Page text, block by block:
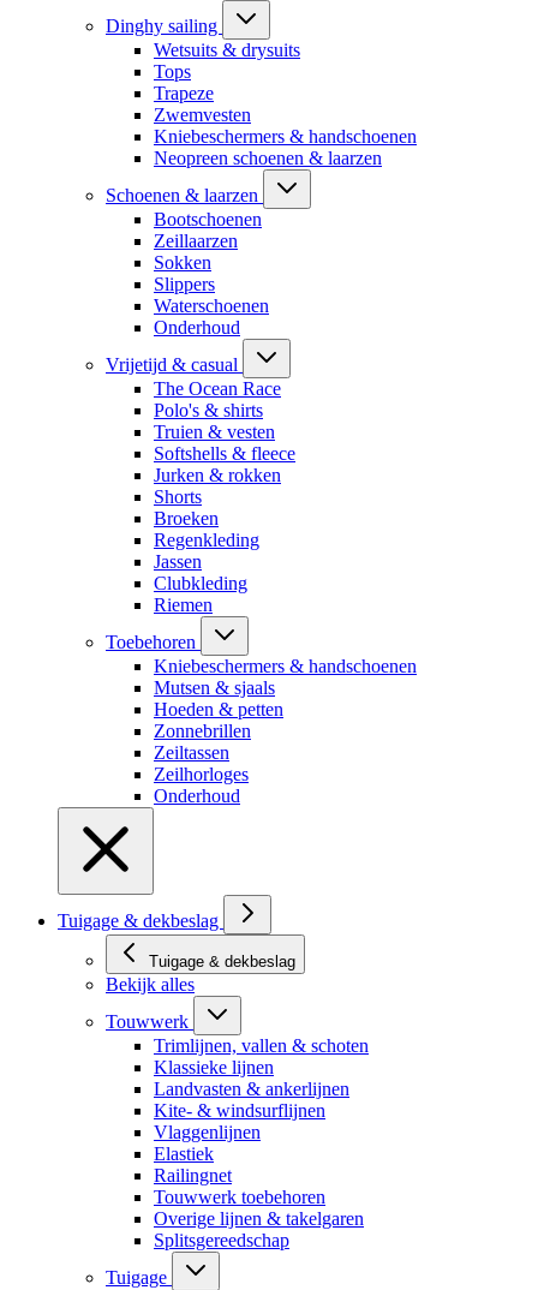
Dinghy sailing
Wetsuits & drysuits
Tops
Trapeze
Zwemvesten
Kniebeschermers & handschoenen
Neopreen schoenen & laarzen
Schoenen & laarzen
Bootschoenen
Zeillaarzen
Sokken
Slippers
Waterschoenen
Onderhoud
Vrijetijd & casual
The Ocean Race
Polo's & shirts
Truien & vesten
Softshells & fleece
Jurken & rokken
Shorts
Broeken
Regenkleding
Jassen
Clubkleding
Riemen
Toebehoren
Kniebeschermers & handschoenen
Mutsen & sjaals
Hoeden & petten
Zonnebrillen
Zeiltassen
Zeilhorloges
Onderhoud
Tuigage & dekbeslag
Tuigage & dekbeslag
Bekijk alles
Touwwerk
Trimlijnen, vallen & schoten
Klassieke lijnen
Landvasten & ankerlijnen
Kite- & windsurflijnen
Vlaggenlijnen
Elastiek
Railingnet
Touwwerk toebehoren
Overige lijnen & takelgaren
Splitsgereedschap
Tuigage